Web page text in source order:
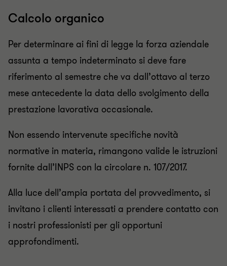
Calcolo organico
Per determinare ai fini di legge la forza aziendale
assunta a tempo indeterminato si deve fare
riferimento al semestre che va dall’ottavo al terzo
mese antecedente la data dello svolgimento della
prestazione lavorativa occasionale.
Non essendo intervenute specifiche novità
normative in materia, rimangono valide le istruzioni
fornite dall’INPS con la circolare n. 107/2017.
Alla luce dell’ampia portata del provvedimento, si
invitano i clienti interessati a prendere contatto con
i nostri professionisti per gli opportuni
approfondimenti.